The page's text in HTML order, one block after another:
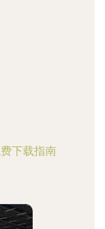
下载指南